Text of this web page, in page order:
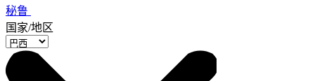
秘鲁
国家/地区